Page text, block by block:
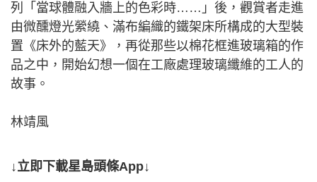
列「當球體融入牆上的色彩時……」後，觀賞者走進
由微醺燈光縈繞、滿布編織的鐵架床所構成的大型裝
置《床外的藍天》，再從那些以棉花框進玻璃箱的作
品之中，開始幻想一個在工廠處理玻璃纖維的工人的
故事。
林靖風
↓立即下載星島頭條App↓